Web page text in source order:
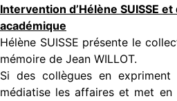
Intervention d’Hélène SUISSE
académique
Hélène SUISSE présente le
mémoire de Jean WILLOT.
Si des collègues en
médiatise les affaires et met